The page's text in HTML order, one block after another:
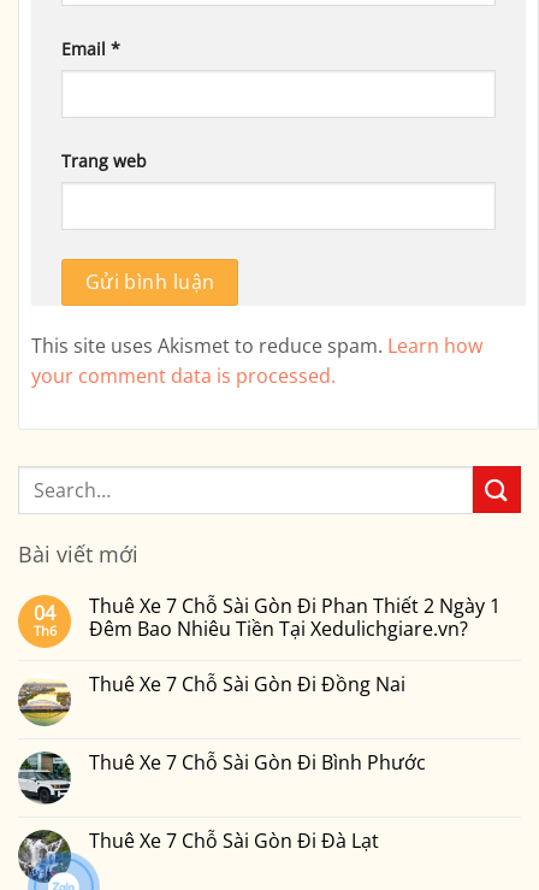
Email *
Trang web
This site uses Akismet to reduce spam. Learn how
your comment data is processed.
Bài viết mới
04
Th6
Thuê Xe 7 Chỗ Sài Gòn Đi Phan Thiết 2 Ngày 1
Đêm Bao Nhiêu Tiền Tại Xedulichgiare.vn?
bình
7
Phan
Thiết
2
Thuê Xe 7 Chỗ Sài Gòn Đi Đồng Nai
luận
ở
Chỗ
Sài
Gòn
Đi
Thuê Xe 7 Chỗ Sài Gòn Đi Bình Phước
luận
ở
Thuê
Xe
Thuê Xe 7 Chỗ Sài Gòn Đi Đà Lạt
Không
có